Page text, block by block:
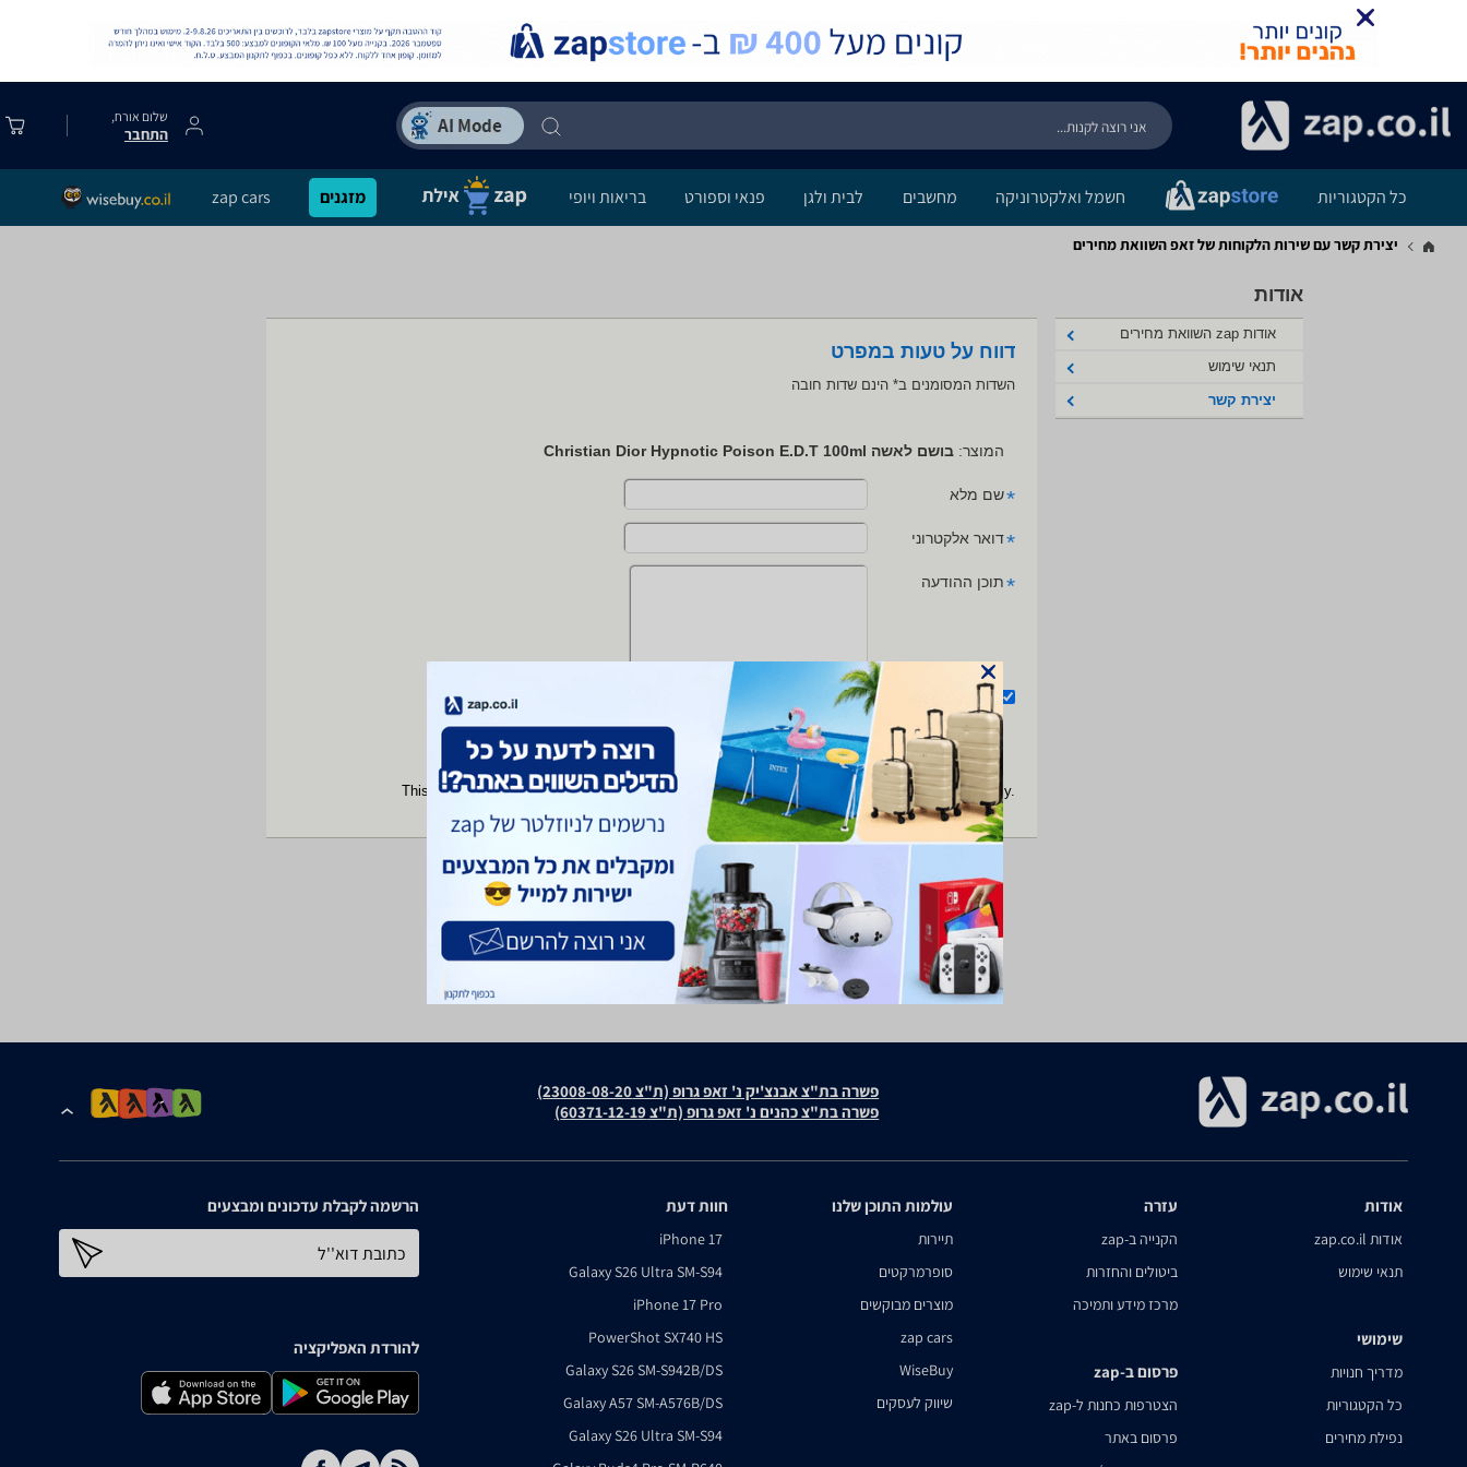
שלום אורח,
התחבר
כל הקטגוריות חשמל ואלקטרוניקה מחשבים לבית ולגן פנאי וספורט בריאות ויופי מזגנים zap cars
יצירת קשר עם שירות הלקוחות של זאפ השוואת מחירים
אודות
אודות zap השוואת מחירים
תנאי שימוש
יצירת קשר
דווח על טעות במפרט
השדות המסומנים ב* הינם שדות חובה
המוצר: בושם לאשה Christian Dior Hypnotic Poison E.D.T 100ml
*שם מלא
*דואר אלקטרוני
*תוכן ההודעה
אני מאשר/ת את תנאי השימוש מדיניות הפרטיות
This site is protected by reCAPTCHA and the GooglePrivacy Policy and Terms of Serviceapply.
פשרה בת"צ אבנצ'יק נ' זאפ גרופ (ת"צ 23008-08-20)
פשרה בת"צ כהנים נ' זאפ גרופ (ת"צ 60371-12-19)
אודות
אודות zap.co.il
תנאי שימוש
שימושי
מדריך חנויות
כל הקטגוריות
נפילת מחירים
עזרה
הקנייה ב-zap
ביטולים והחזרות
מרכז מידע ותמיכה
פרסום ב-zap
הצטרפות כחנות ל-zap
פרסום באתר
עולמות התוכן שלנו
תיירות
סופרמרקטים
מוצרים מבוקשים
zap cars
WiseBuy
שיווק לעסקים
חוות דעת
iPhone 17
Galaxy S26 Ultra SM-S94
iPhone 17 Pro
PowerShot SX740 HS
Galaxy S26 SM-S942B/DS
Galaxy A57 SM-A576B/DS
Galaxy S26 Ultra SM-S94
הרשמה לקבלת עדכונים ומבצעים
כתובת דוא''ל
להורדת האפליקציה